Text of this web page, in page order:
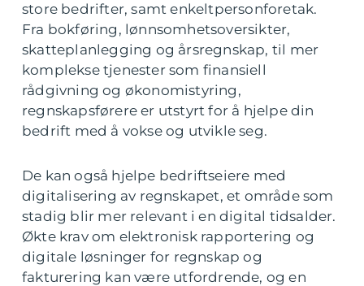
store bedrifter, samt enkeltpersonforetak.
Fra bokføring, lønnsomhetsoversikter,
skatteplanlegging og årsregnskap, til mer
komplekse tjenester som finansiell
rådgivning og økonomistyring,
regnskapsførere er utstyrt for å hjelpe din
bedrift med å vokse og utvikle seg.
De kan også hjelpe bedriftseiere med
digitalisering av regnskapet, et område som
stadig blir mer relevant i en digital tidsalder.
Økte krav om elektronisk rapportering og
digitale løsninger for regnskap og
fakturering kan være utfordrende, og en